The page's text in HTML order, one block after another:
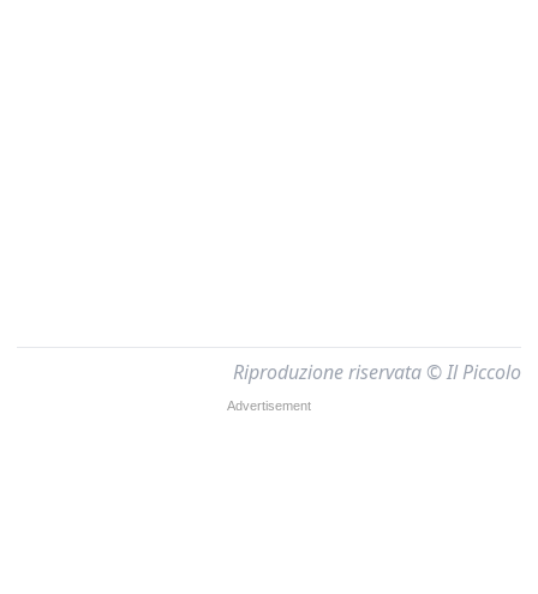
Riproduzione riservata © Il Piccolo